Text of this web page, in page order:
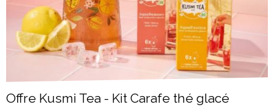
Offre Kusmi Tea - Kit Carafe thé glacé